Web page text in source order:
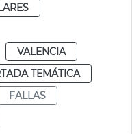
VALENCIA
TEMÁTICA
FALLAS